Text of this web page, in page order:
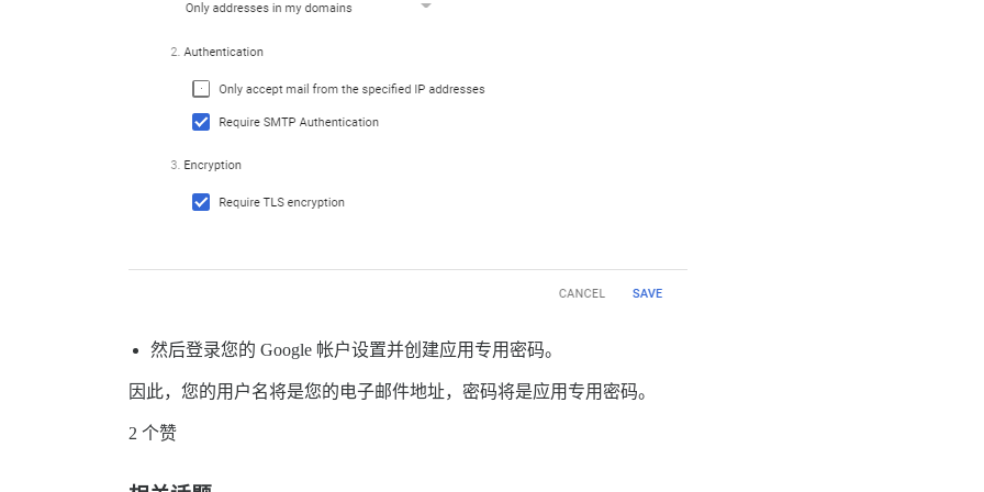
然后登录您的 Google 帐户设置并创建应用专用密码。
因此，您的用户名将是您的电子邮件地址，密码将是应用专用密码。
2 个赞